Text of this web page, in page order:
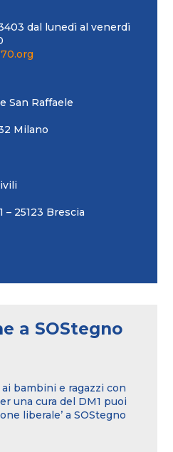
dal lunedì al venerdì
San Raffaele
Milano
– 25123 Brescia
a SOStegno
bambini e ragazzi con
una cura del DM1 puoi
liberale’ a SOStegno